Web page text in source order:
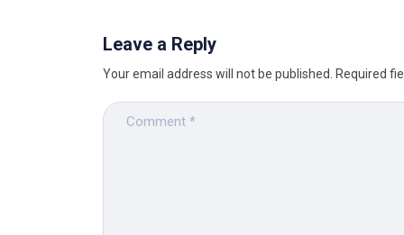
Leave a Reply
Your email address will not be published. Required